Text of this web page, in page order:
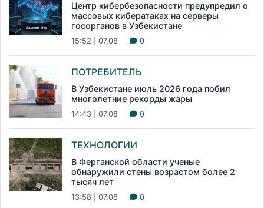
Центр кибербезопасности предупредил о
массовых кибератаках на серверы
госорганов в Узбекистане
15:52 | 07.08 0
ПОТРЕБИТЕЛЬ
В Узбекистане июль 2026 года побил
многолетние рекорды жары
14:43 | 07.08 0
ТЕХНОЛОГИИ
В Ферганской области ученые
обнаружили стены возрастом более 2
тысяч лет
13:58 | 07.08 0